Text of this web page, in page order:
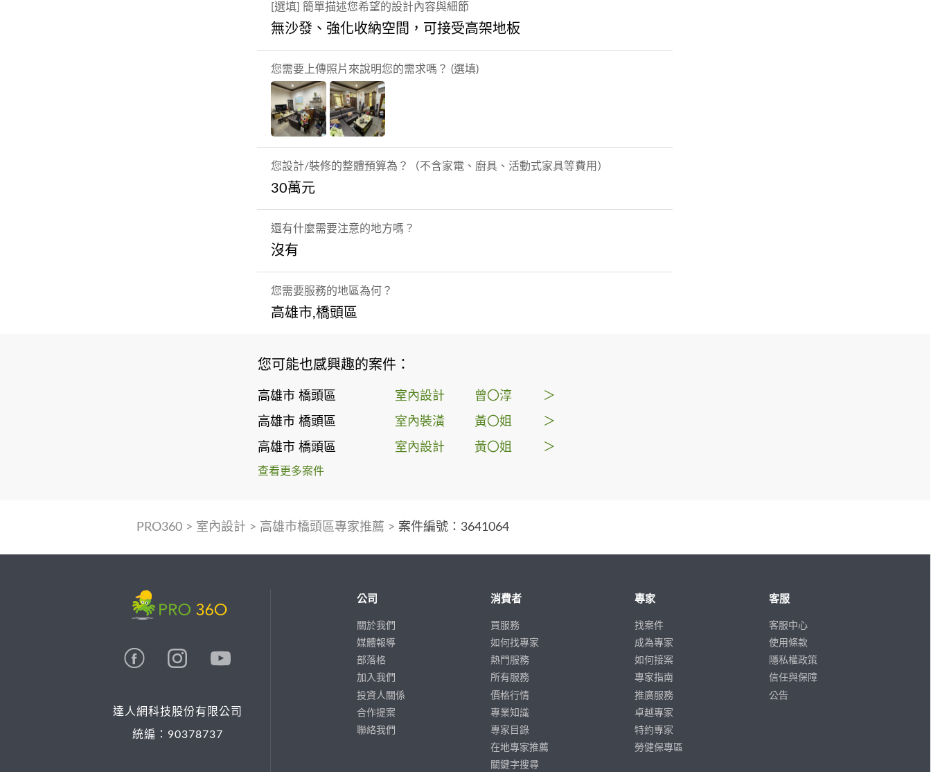
[選填] 簡單描述您希望的設計內容與細節
無沙發、強化收納空間，可接受高架地板
您需要上傳照片來說明您的需求嗎？ (選填)
您設計/裝修的整體預算為？（不含家電、廚具、活動式家具等費用）
30萬元
還有什麼需要注意的地方嗎？
沒有
您需要服務的地區為何？
高雄市,橋頭區
您可能也感興趣的案件：
高雄市 橋頭區 室內設計 曾〇淳 ＞
高雄市 橋頭區 室內裝潢 黃〇姐 ＞
高雄市 橋頭區 室內設計 黃〇姐 ＞
查看更多案件
PRO360> 室內設計 > 高雄市橋頭區專家推薦 > 案件編號：3641064
達人網科技股份有限公司
統編：90378737
公司
關於我們
媒體報導
部落格
加入我們
投資人關係
合作提案
聯絡我們
消費者
買服務
如何找專家
熱門服務
所有服務
價格行情
專業知識
專家目錄
在地專家推薦
關鍵字搜尋
專家
找案件
成為專家
如何接案
專家指南
推廣服務
卓越專家
特約專家
勞健保專區
客服
客服中心
使用條款
隱私權政策
信任與保障
公告